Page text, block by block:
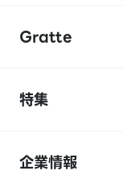
Gratte
特集
企業情報